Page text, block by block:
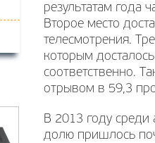
результатам года
Второе место
телесмотрения.
которым
соответственно.
отрывом в 59,3
В 2013 году среди
долю пришлось